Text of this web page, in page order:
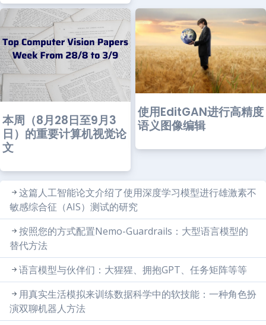
本周（8月28日至9月3
日）的重要计算机视觉论
文
使用EditGAN进行高精度
语义图像编辑
这篇人工智能论文介绍了使用深度学习模型进行雄激素不
敏感综合征（AIS）测试的研究
按照您的方式配置Nemo-Guardrails：大型语言模型的
替代方法
语言模型与伙伴们：大猩猩、拥抱GPT、任务矩阵等等
用真实生活模拟来训练数据科学中的软技能：一种角色扮
演双聊机器人方法